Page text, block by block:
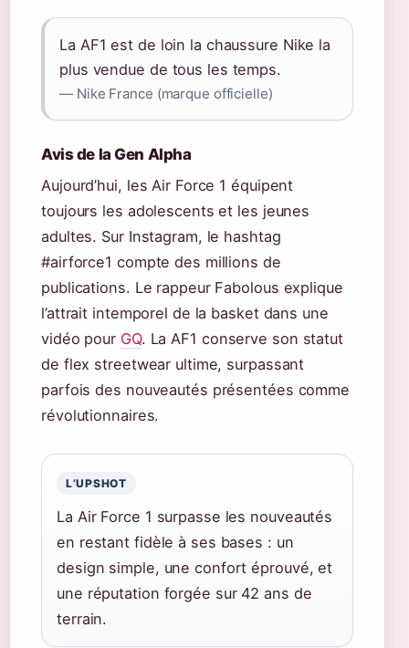
La AF1 est de loin la chaussure Nike la
plus vendue de tous les temps.
— Nike France (marque officielle)
Avis de la Gen Alpha
Aujourd’hui, les Air Force 1 équipent
toujours les adolescents et les jeunes
adultes. Sur Instagram, le hashtag
#airforce1 compte des millions de
publications. Le rappeur Fabolous explique
l’attrait intemporel de la basket dans une
vidéo pour GQ. La AF1 conserve son statut
de flex streetwear ultime, surpassant
parfois des nouveautés présentées comme
révolutionnaires.
L’UPSHOT
La Air Force 1 surpasse les nouveautés
en restant fidèle à ses bases : un
design simple, une confort éprouvé, et
une réputation forgée sur 42 ans de
terrain.